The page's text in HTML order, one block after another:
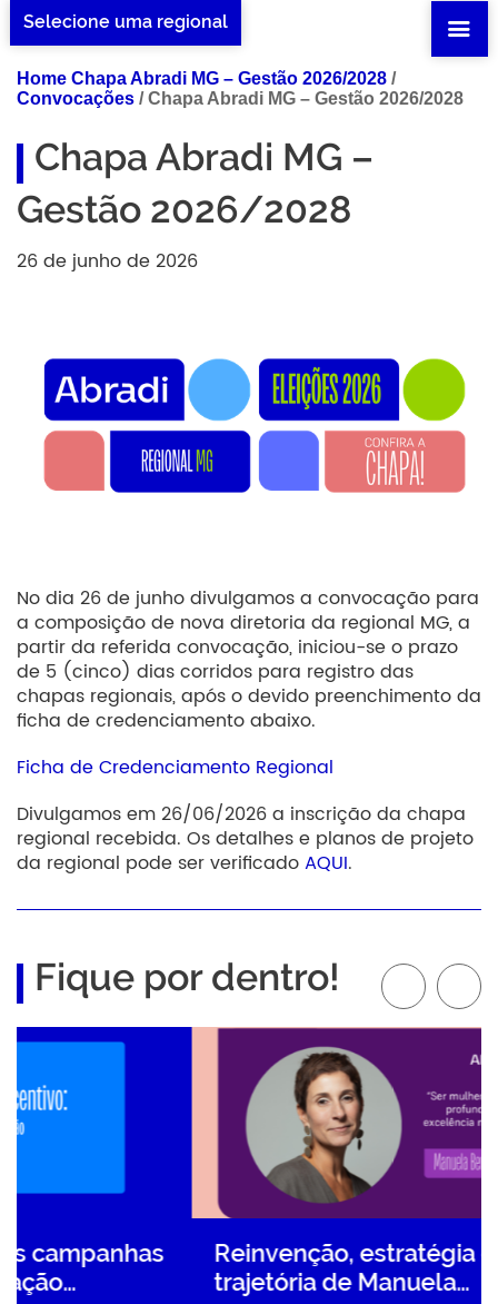
Selecione uma regional
Home Chapa Abradi MG – Gestão 2026/2028 /
Convocações /Chapa Abradi MG – Gestão 2026/2028
Chapa Abradi MG –
Gestão 2026/2028
26 de junho de 2026
No dia 26 de junho divulgamos a convocação para
a composição de nova diretoria da regional MG, a
partir da referida convocação, iniciou-se o prazo
de 5 (cinco) dias corridos para registro das
chapas regionais, após o devido preenchimento da
ficha de credenciamento abaixo.
Ficha de Credenciamento Regional
Divulgamos em 26/06/2026 a inscrição da chapa
regional recebida. Os detalhes e planos de projeto
da regional pode ser verificadoAQUI.
Fique por dentro!
Reinvenção, estratégia e propósito: a
trajetória de Manuela…